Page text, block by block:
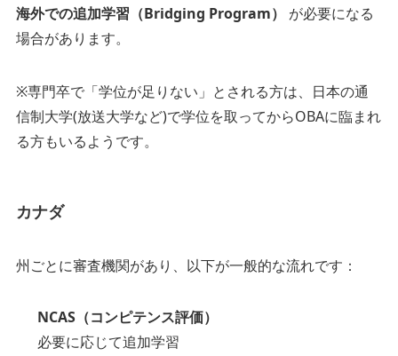
海外での追加学習（Bridging Program）
が必要になる
場合があります。
※専門卒で「学位が足りない」とされる方は、日本の通
信制大学(放送大学など)で学位を取ってからOBAに臨まれ
る方もいるようです。
カナダ
州ごとに審査機関があり、以下が一般的な流れです：
NCAS（コンピテンス評価）
必要に応じて追加学習